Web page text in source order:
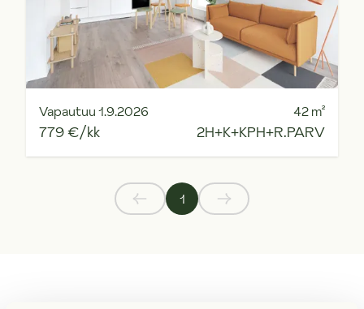
Vapautuu 1.9.2026
779 €/kk
42m²
2H+K+KPH+R.PARV
1